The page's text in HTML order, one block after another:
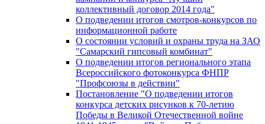
коллективный договор 2014 года"
О подведении итогов смотров-конкурсов по
информационной работе
О состоянии условий и охраны труда на ЗАО
"Самарский гипсовый комбинат"
О подведении итогов регионального этапа
Всероссийского фотоконкурса ФНПР
"Профсоюзы в действии"
Постановление "О подведении итогов
конкурса детских рисунков к 70-летию
Победы в Великой Отечественной войне